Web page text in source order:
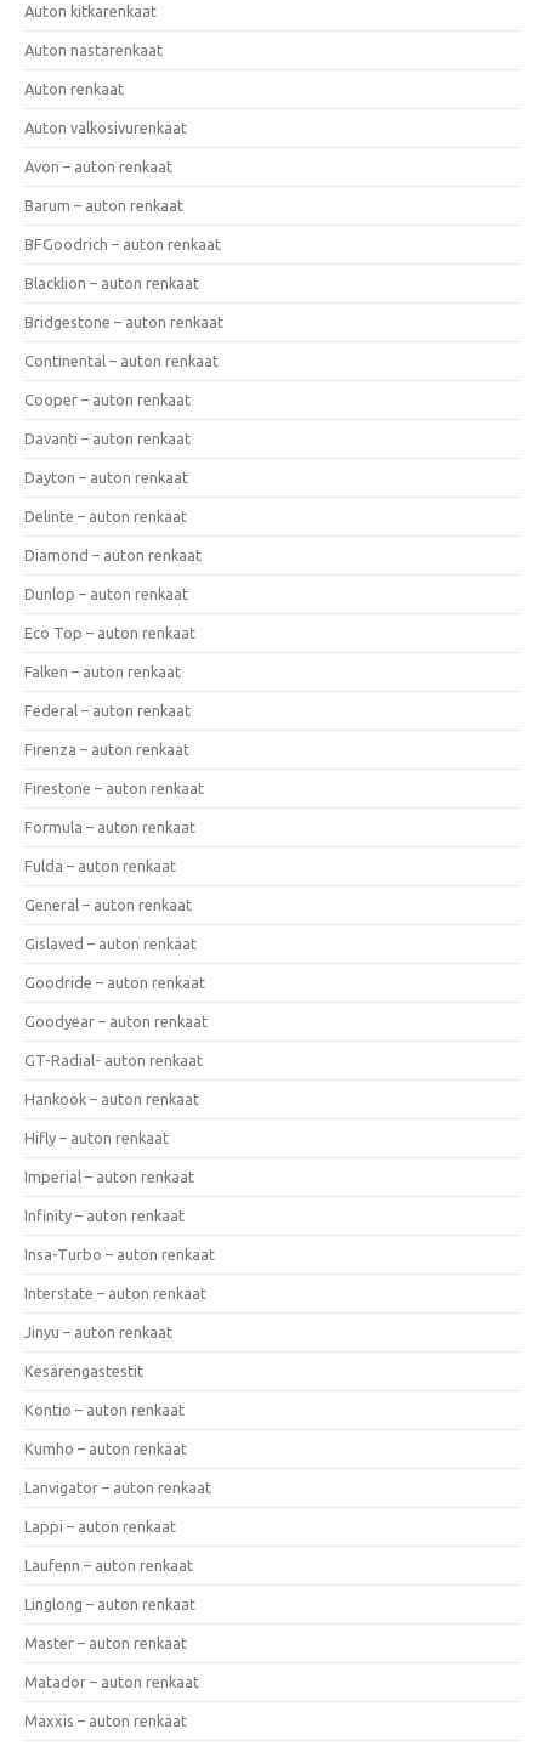
Auton kitkarenkaat
Auton nastarenkaat
Auton renkaat
Auton valkosivurenkaat
Avon – auton renkaat
Barum – auton renkaat
BFGoodrich – auton renkaat
Blacklion – auton renkaat
Bridgestone – auton renkaat
Continental – auton renkaat
Cooper – auton renkaat
Davanti – auton renkaat
Dayton – auton renkaat
Delinte – auton renkaat
Diamond – auton renkaat
Dunlop – auton renkaat
Eco Top – auton renkaat
Falken – auton renkaat
Federal – auton renkaat
Firenza – auton renkaat
Firestone – auton renkaat
Formula – auton renkaat
Fulda – auton renkaat
General – auton renkaat
Gislaved – auton renkaat
Goodride – auton renkaat
Goodyear – auton renkaat
GT-Radial- auton renkaat
Hankook – auton renkaat
Hifly – auton renkaat
Imperial – auton renkaat
Infinity – auton renkaat
Insa-Turbo – auton renkaat
Interstate – auton renkaat
Jinyu – auton renkaat
Kesärengastestit
Kontio – auton renkaat
Kumho – auton renkaat
Lanvigator – auton renkaat
Lappi – auton renkaat
Laufenn – auton renkaat
Linglong – auton renkaat
Master – auton renkaat
Matador – auton renkaat
Maxxis – auton renkaat